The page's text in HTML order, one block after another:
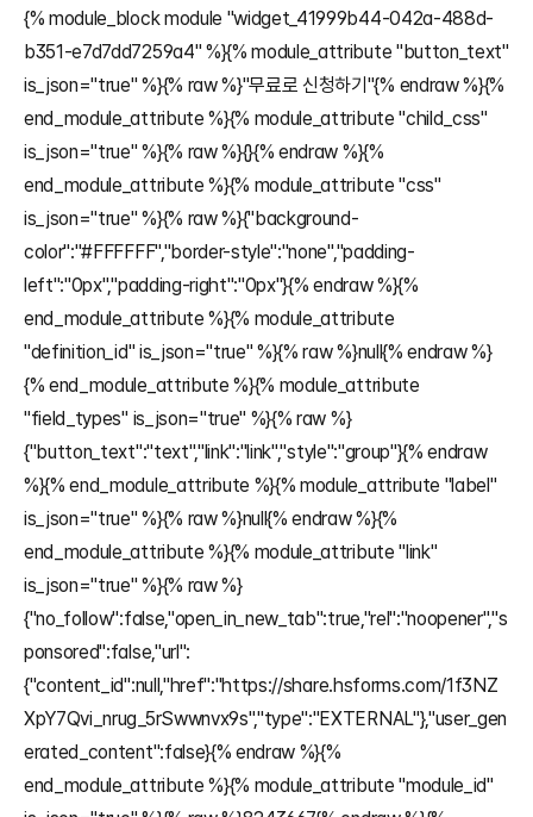
{% module_block module "widget_41999b44-042a-488d-
b351-e7d7dd7259a4" %}{% module_attribute "button_text"
is_json="true" %}{% raw %}"무료로 신청하기"{% endraw %}{%
end_module_attribute %}{% module_attribute "child_css"
is_json="true" %}{% raw %}{}{% endraw %}{%
end_module_attribute %}{% module_attribute "css"
is_json="true" %}{% raw %}{"background-
color":"#FFFFFF","border-style":"none","padding-
left":"0px","padding-right":"0px"}{% endraw %}{%
end_module_attribute %}{% module_attribute
"definition_id" is_json="true" %}{% raw %}null{% endraw %}
{% end_module_attribute %}{% module_attribute
"field_types" is_json="true" %}{% raw %}
{"button_text":"text","link":"link","style":"group"}{% endraw
%}{% end_module_attribute %}{% module_attribute "label"
is_json="true" %}{% raw %}null{% endraw %}{%
end_module_attribute %}{% module_attribute "link"
is_json="true" %}{% raw %}
{"no_follow":false,"open_in_new_tab":true,"rel":"noopener","s
ponsored":false,"url":
{"content_id":null,"href":"https://share.hsforms.com/1f3NZ
XpY7Qvi_nrug_5rSwwnvx9s","type":"EXTERNAL"},"user_gen
erated_content":false}{% endraw %}{%
end_module_attribute %}{% module_attribute "module_id"